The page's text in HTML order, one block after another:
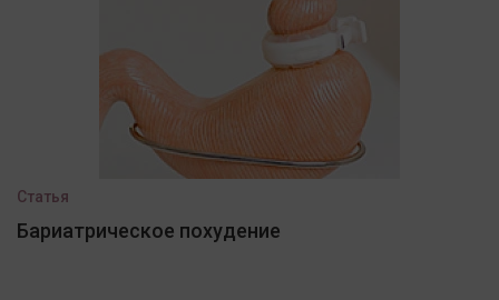
Статья
Бариатрическое похудение